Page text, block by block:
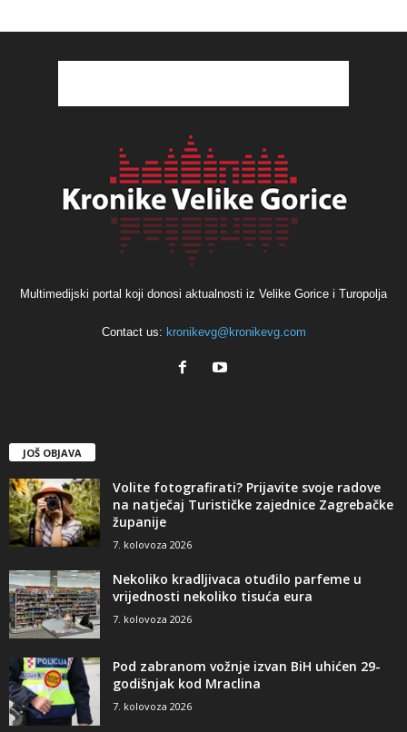
Multimedijski portal koji donosi aktualnosti iz Velike Gorice i Turopolja
Contact us: kronikevg@kronikevg.com
JOŠ OBJAVA
Volite fotografirati? Prijavite svoje radove
na natječaj Turističke zajednice Zagrebačke
županije
7. kolovoza 2026
Nekoliko kradljivaca otuđilo parfeme u
vrijednosti nekoliko tisuća eura
7. kolovoza 2026
Pod zabranom vožnje izvan BiH uhićen 29-
godišnjak kod Mraclina
7. kolovoza 2026